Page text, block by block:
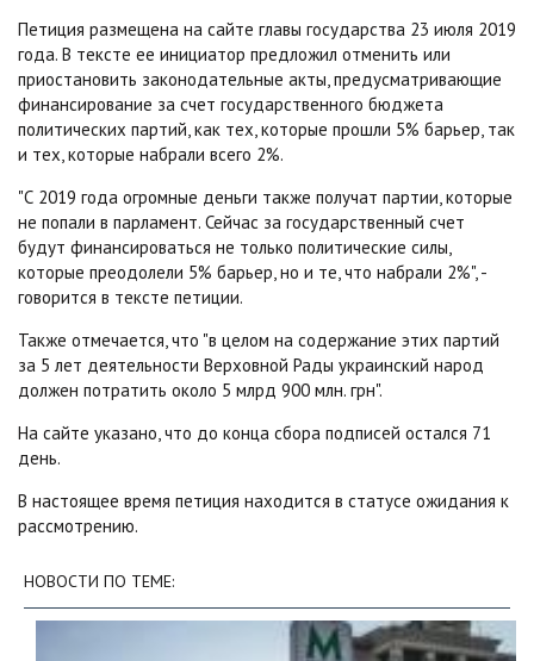
Петиция размещена на сайте главы государства 23 июля 2019
года. В тексте ее инициатор предложил отменить или
приостановить законодательные акты, предусматривающие
финансирование за счет государственного бюджета
политических партий, как тех, которые прошли 5% барьер, так
и тех, которые набрали всего 2%.
"С 2019 года огромные деньги также получат партии, которые
не попали в парламент. Сейчас за государственный счет
будут финансироваться не только политические силы,
которые преодолели 5% барьер, но и те, что набрали 2%", -
говорится в тексте петиции.
Также отмечается, что "в целом на содержание этих партий
за 5 лет деятельности Верховной Рады украинский народ
должен потратить около 5 млрд 900 млн. грн".
На сайте указано, что до конца сбора подписей остался 71
день.
В настоящее время петиция находится в статусе ожидания к
рассмотрению.
НОВОСТИ ПО ТЕМЕ: